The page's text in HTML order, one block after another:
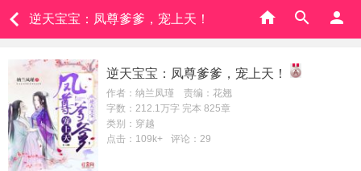
逆天宝宝：凤尊爹爹，宠上天！
逆天宝宝：凤尊爹爹，宠上天！
作者：纳兰凤瑾 责编：花翘
字数：212.1万字 完本 825章
类别：穿越
点击：109k+
评论：29